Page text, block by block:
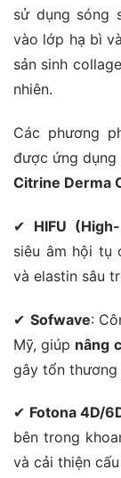
sử dụng sóng
vào lớp hạ bì
sản sinh
nhiên.
Các phương
được ứng dụng
Citrine Derma
✔ HIFU
siêu âm hội tụ
và elastin sâu
✔ Sofwave:
Mỹ, giúp nâng
gây tổn
✔ Fotona 4D/
bên trong
và cải thiện